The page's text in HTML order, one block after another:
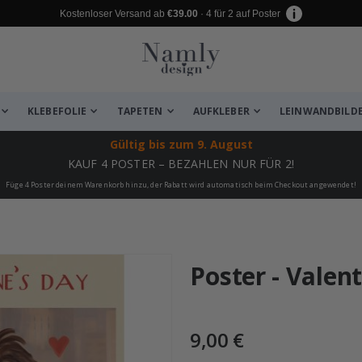
Kostenloser Versand ab €39.00 · 4 für 2 auf Poster
KLEBEFOLIE TAPETEN AUFKLEBER
Gültig bis zum 9. August
KAUF 4 POSTER – BEZAHLEN NUR FÜR 2!
Füge 4 Poster deinem Warenkorb hinzu, der Rabatt wird automatisch beim Checkout angewendet!
leiden ✔ Poster -
9,00 €